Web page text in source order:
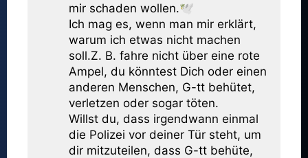
mir schaden wollen.🕊
Ich mag es, wenn man mir erklärt,
warum ich etwas nicht machen
soll.Z. B. fahre nicht über eine rote
Ampel, du könntest Dich oder einen
anderen Menschen, G-tt behütet,
verletzen oder sogar töten.
Willst du, dass irgendwann einmal
die Polizei vor deiner Tür steht, um
dir mitzuteilen, dass G-tt behüte,